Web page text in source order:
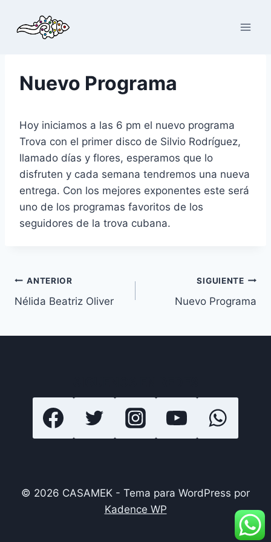
contenido
Nuevo Programa
Hoy iniciamos a las 6 pm el nuevo programa
Trova con el primer disco de Silvio Rodríguez,
llamado días y flores, esperamos que lo
disfruten y cada semana tendremos una nueva
entrega. Con los mejores exponentes este será
uno de los programas favoritos de los
seguidores de la trova cubana.
Navegación
de
entradas
ANTERIOR
Nélida Beatriz Oliver
SIGUIENTE
Nuevo Programa
© 2026 CASAMEK - Tema para WordPress por
Kadence WP